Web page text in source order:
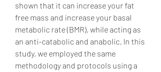
shown that it can increase your fat
free mass and increase your basal
metabolic rate (BMR), while acting as
an anti-catabolic and anabolic. In this
study, we employed the same
methodology and protocols using a